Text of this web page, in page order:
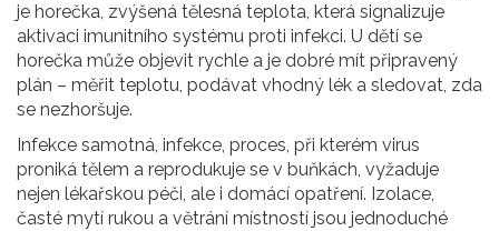
je horečka, zvýšená tělesná teplota, která signalizuje
aktivaci imunitního systému proti infekci. U dětí se
horečka může objevit rychle a je dobré mít připravený
plán – měřit teplotu, podávat vhodný lék a sledovat, zda
se nezhoršuje.
Infekce samotná, infekce, proces, při kterém virus
proniká tělem a reprodukuje se v buňkách, vyžaduje
nejen lékařskou péči, ale i domácí opatření. Izolace,
časté mytí rukou a větrání místností jsou jednoduché